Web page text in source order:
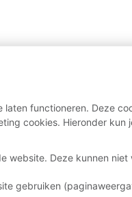
functioneren. Deze
cookies. Hieronder
website. Deze kunnen niet
gebruiken